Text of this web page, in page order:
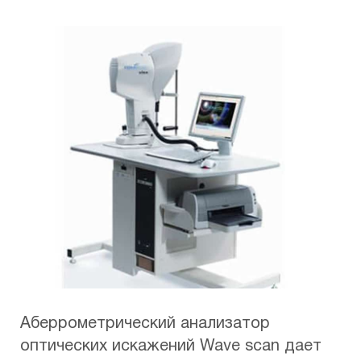
множество микропузырьков по
соседству, офтальмохирург имеет
возможность получить плоскость
разделения абсолютно любой формы с
высочайшей точностью.
Аберрометрический анализатор
оптических искажений Wave scan дает